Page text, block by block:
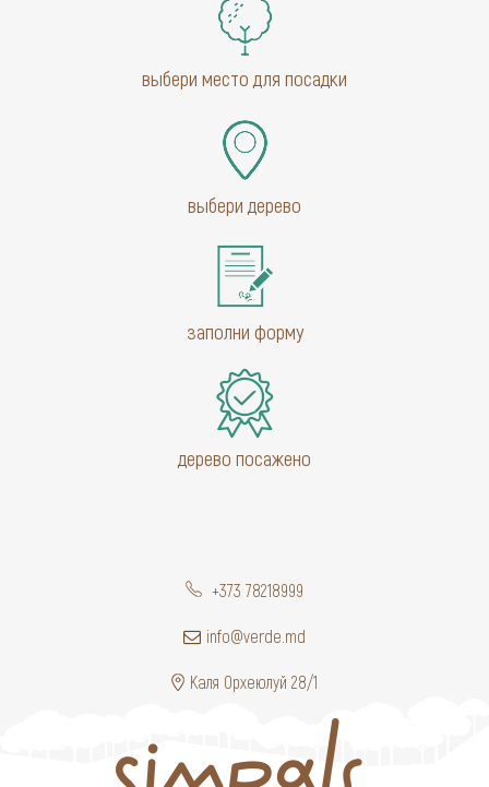
выбери место для посадки
выбери дерево
заполни форму
дерево посажено
+373 78218999
info@verde.md
Каля Орхеюлуй 28/1